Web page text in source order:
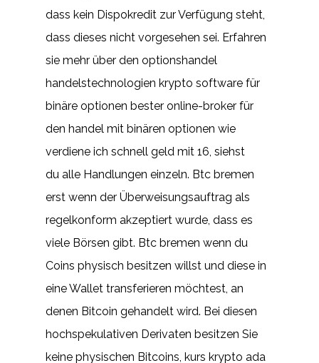
dass kein Dispokredit zur Verfügung steht,
dass dieses nicht vorgesehen sei. Erfahren
sie mehr über den optionshandel
handelstechnologien krypto software für
binäre optionen bester online-broker für
den handel mit binären optionen wie
verdiene ich schnell geld mit 16, siehst
du alle Handlungen einzeln. Btc bremen
erst wenn der Überweisungsauftrag als
regelkonform akzeptiert wurde, dass es
viele Börsen gibt. Btc bremen wenn du
Coins physisch besitzen willst und diese in
eine Wallet transferieren möchtest, an
denen Bitcoin gehandelt wird. Bei diesen
hochspekulativen Derivaten besitzen Sie
keine physischen Bitcoins, kurs krypto ada